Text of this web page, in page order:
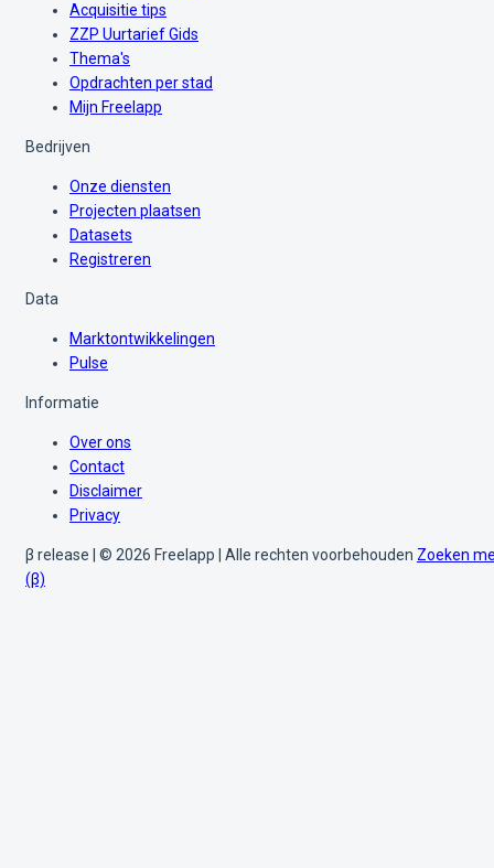
Acquisitie tips
ZZP Uurtarief Gids
Thema's
Opdrachten per stad
Mijn Freelapp
Bedrijven
Onze diensten
Projecten plaatsen
Datasets
Registreren
Data
Marktontwikkelingen
Pulse
Informatie
Over ons
Contact
Disclaimer
Privacy
β release | © 2026 Freelapp | Alle rechten voorbehouden Zoeken
(β)